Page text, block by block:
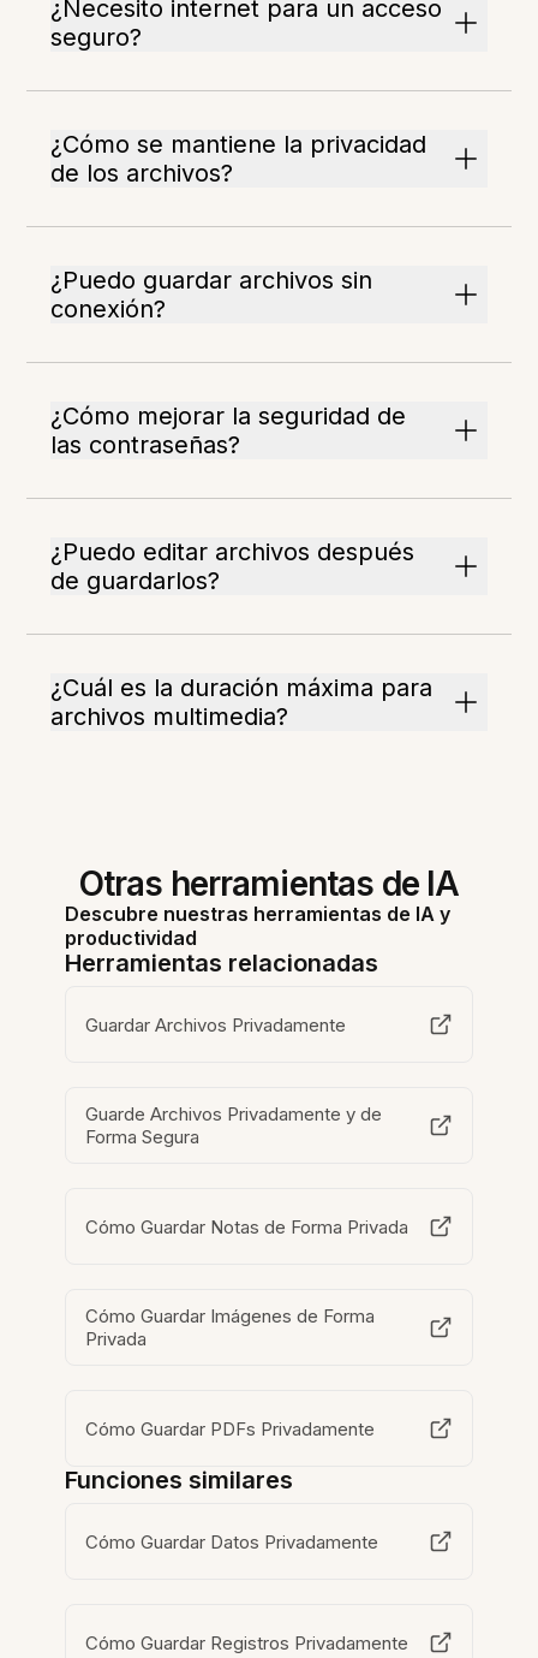
¿Necesito internet para un acceso
seguro?
¿Cómo se mantiene la privacidad
de los archivos?
¿Puedo guardar archivos sin
conexión?
¿Cómo mejorar la seguridad de
las contraseñas?
¿Puedo editar archivos después
de guardarlos?
¿Cuál es la duración máxima para
archivos multimedia?
Otras herramientas de IA
Descubre nuestras herramientas de IA y
productividad
Herramientas relacionadas
Guardar Archivos Privadamente
Guarde Archivos Privadamente y de
Forma Segura
Cómo Guardar Notas de Forma Privada
Cómo Guardar Imágenes de Forma
Privada
Cómo Guardar PDFs Privadamente
Funciones similares
Cómo Guardar Datos Privadamente
Cómo Guardar Registros Privadamente